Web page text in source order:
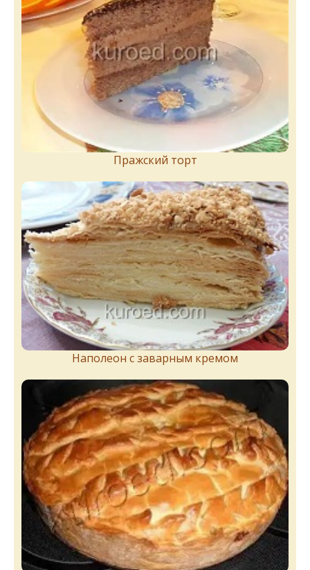
Пражский торт
Наполеон с заварным кремом